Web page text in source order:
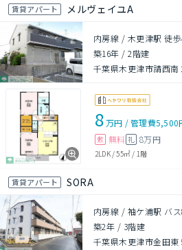
賃貸アパート メルヴェイユA
内房線 / 木更津駅 徒
築16年 /2階建
千葉県木更津市請西南
8万円 /管理費5,500
敷 無料 礼 8万円
2LDK/55㎡ / 1階
賃貸アパート SORA
内房線 / 袖ケ浦駅 バ
築2年 / 3階建
千葉県木更津市金田東